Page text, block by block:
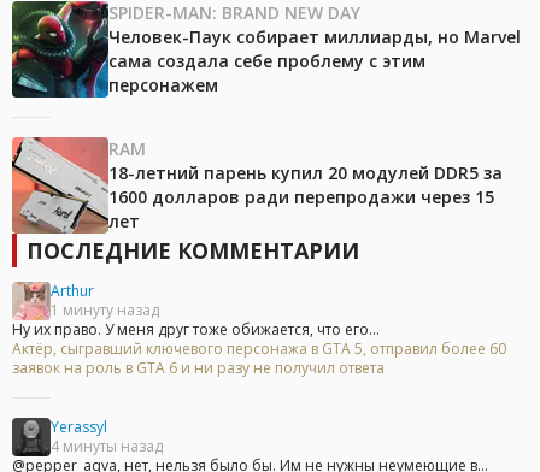
SPIDER-MAN: BRAND NEW DAY
Человек-Паук собирает миллиарды, но Marvel
сама создала себе проблему с этим
персонажем
RAM
18-летний парень купил 20 модулей DDR5 за
1600 долларов ради перепродажи через 15
лет
ПОСЛЕДНИЕ КОММЕНТАРИИ
Arthur
1 минуту назад
Ну их право. У меня друг тоже обижается, что его...
Актёр, сыгравший ключевого персонажа в GTA 5, отправил более 60
заявок на роль в GTA 6 и ни разу не получил ответа
Yerassyl
4 минуты назад
@pepper_aqva, нет, нельзя было бы. Им не нужны неумеющие в...